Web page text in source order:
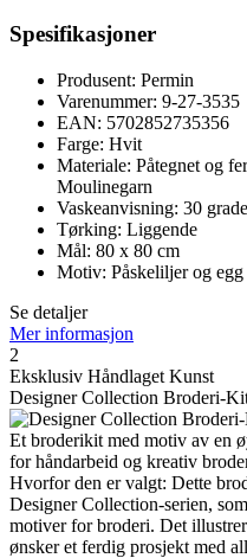
Spesifikasjoner
Produsent: Permin
Varenummer: 9-27-3535
EAN: 5702852735356
Farge: Hvit
Materiale: Påtegnet og
Moulinegarn
Vaskeanvisning: 30
Tørking: Liggende
Mål: 80 x 80 cm
Motiv: Påskeliljer og egg
Se detaljer
Mer informasjon
2
Eksklusiv Håndlaget Kunst
Designer Collection Broderi-
Et broderikit med motiv av en
for håndarbeid og kreativ
Hvorfor den er valgt: Dette
Designer Collection-serien,
motiver for broderi. Det
ønsker et ferdig prosjekt med